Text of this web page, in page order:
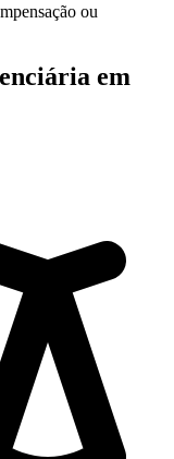
ou
em